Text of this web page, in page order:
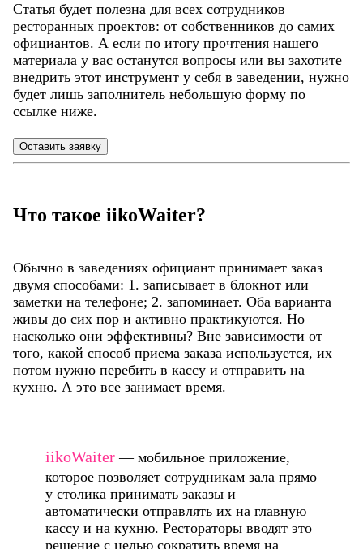
Статья будет полезна для всех сотрудников
ресторанных проектов: от собственников до самих
официантов. А если по итогу прочтения нашего
материала у вас останутся вопросы или вы захотите
внедрить этот инструмент у себя в заведении, нужно
будет лишь заполнитель небольшую форму по
ссылке ниже.
Оставить заявку
Что такое iikoWaiter?
Обычно в заведениях официант принимает заказ
двумя способами: 1. записывает в блокнот или
заметки на телефоне; 2. запоминает. Оба варианта
живы до сих пор и активно практикуются. Но
насколько они эффективны? Вне зависимости от
того, какой способ приема заказа используется, их
потом нужно перебить в кассу и отправить на
кухню. А это все занимает время.
iikoWaiter — мобильное приложение,
которое позволяет сотрудникам зала прямо
у столика принимать заказы и
автоматически отправлять их на главную
кассу и на кухню. Рестораторы вводят это
решение с целью сократить время на